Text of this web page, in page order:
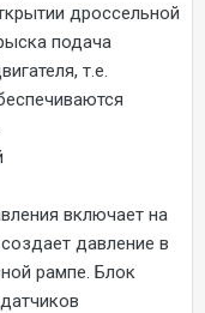
дроссельной
подача
т.е.
включает на
давление в
рампе. Блок